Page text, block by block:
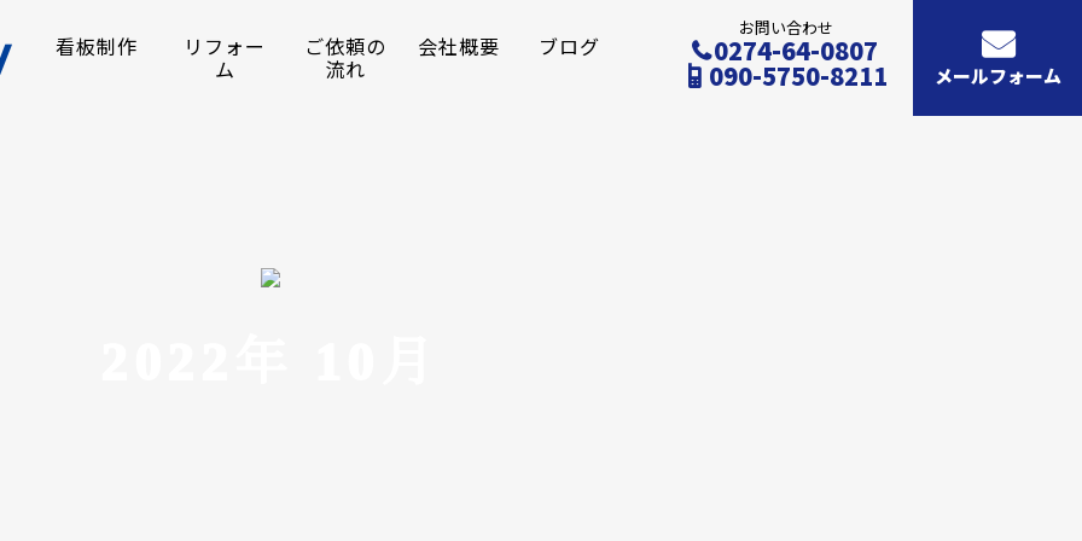
看板制作 リフォー
ム
ご依頼の
流れ
会社概要 ブログ
お問い合わせ
0274-64-0807
090-5750-8211 メールフォーム